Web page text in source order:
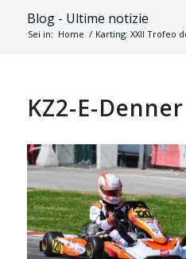
Blog - Ultime notizie
Sei in: Home / Karting: XXII Trofeo
KZ2-E-Denner